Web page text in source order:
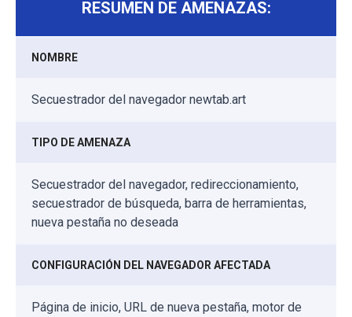
RESUMEN DE AMENAZAS:
NOMBRE
Secuestrador del navegador newtab.art
TIPO DE AMENAZA
Secuestrador del navegador, redireccionamiento,
secuestrador de búsqueda, barra de herramientas,
nueva pestaña no deseada
CONFIGURACIÓN DEL NAVEGADOR AFECTADA
Página de inicio, URL de nueva pestaña, motor de